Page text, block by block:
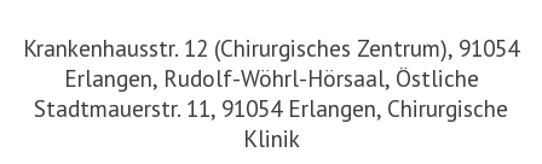
Krankenhausstr. 12 (Chirurgisches Zentrum), 91054
Erlangen, Rudolf-Wöhrl-Hörsaal, Östliche
Stadtmauerstr. 11, 91054 Erlangen, Chirurgische
Klinik